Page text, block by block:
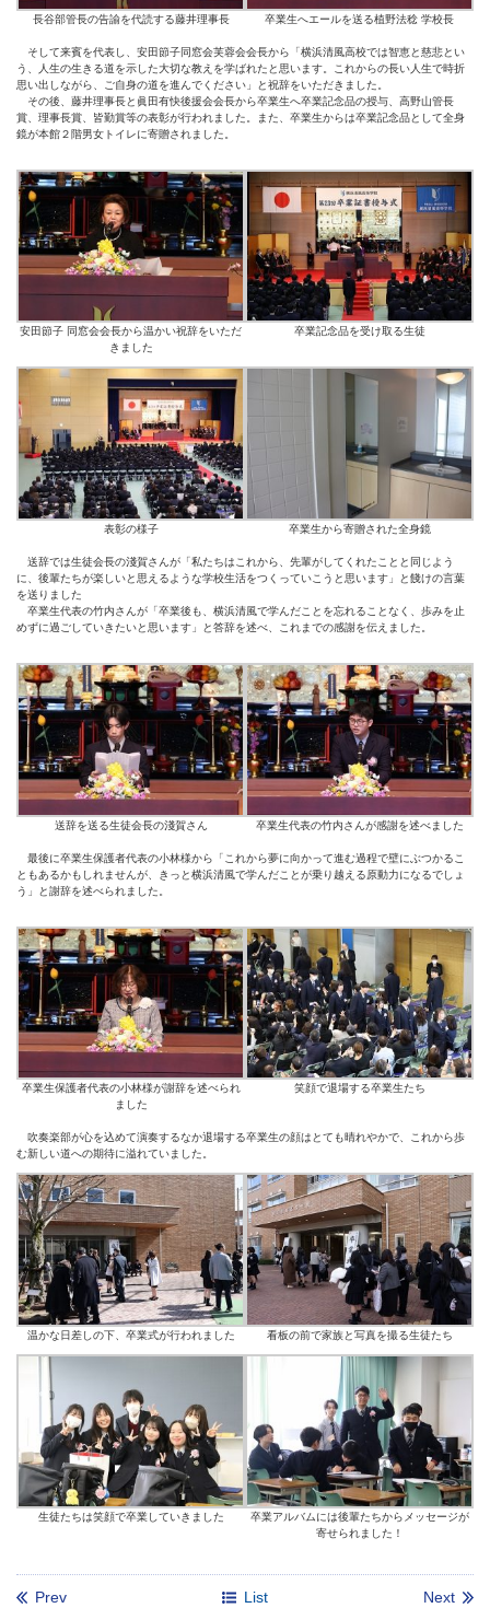
長谷部管長の告諭を代読する藤井理事長 卒業生へエールを送る植野法稔 学校長
そして来賓を代表し、安田節子同窓会芙蓉会会長から「横浜清風高校では智恵と慈悲とい
う、人生の生きる道を示した大切な教えを学ばれたと思います。これからの長い人生で時折
思い出しながら、ご自身の道を進んでください」と祝辞をいただきました。
その後、藤井理事長と眞田有快後援会会長から卒業生へ卒業記念品の授与、高野山管長
賞、理事長賞、皆勤賞等の表彰が行われました。また、卒業生からは卒業記念品として全身
鏡が本館２階男女トイレに寄贈されました。
安田節子 同窓会会長から温かい祝辞をいただ
きました
卒業記念品を受け取る生徒
表彰の様子 卒業生から寄贈された全身鏡
送辞では生徒会長の淺賀さんが「私たちはこれから、先輩がしてくれたことと同じよう
に、後輩たちが楽しいと思えるような学校生活をつくっていこうと思います」と餞けの言葉
を送りました
卒業生代表の竹内さんが「卒業後も、横浜清風で学んだことを忘れることなく、歩みを止
めずに過ごしていきたいと思います」と答辞を述べ、これまでの感謝を伝えました。
送辞を送る生徒会長の淺賀さん 卒業生代表の竹内さんが感謝を述べました
最後に卒業生保護者代表の小林様から「これから夢に向かって進む過程で壁にぶつかるこ
ともあるかもしれませんが、きっと横浜清風で学んだことが乗り越える原動力になるでしょ
う」と謝辞を述べられました。
卒業生保護者代表の小林様が謝辞を述べられ
ました
笑顔で退場する卒業生たち
吹奏楽部が心を込めて演奏するなか退場する卒業生の顔はとても晴れやかで、これから歩
む新しい道への期待に溢れていました。
温かな日差しの下、卒業式が行われました 看板の前で家族と写真を撮る生徒たち
生徒たちは笑顔で卒業していきました
卒業アルバムには後輩たちからメッセージが
寄せられました！
Prev List Next